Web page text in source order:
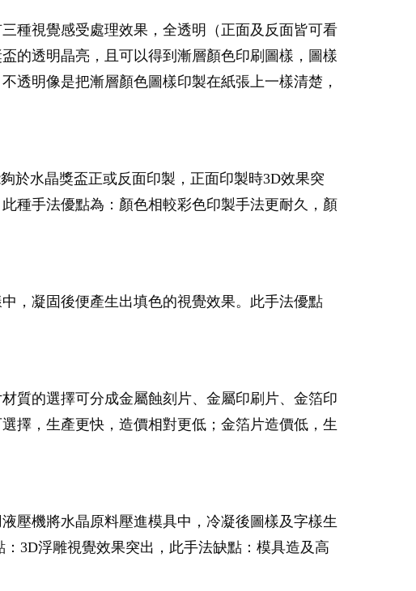
種視覺感受處理效果，全透明（正面及反面皆可看
的透明晶亮，且可以得到漸層顏色印刷圖樣，圖樣
透明像是把漸層顏色圖樣印製在紙張上一樣清楚，
於水晶獎盃正或反面印製，正面印製時3D效果突
種手法優點為：顏色相較彩色印製手法更耐久，顏
，凝固後便產生出填色的視覺效果。此手法優點
質的選擇可分成金屬蝕刻片、金屬印刷片、金箔印
擇，生產更快，造價相對更低；金箔片造價低，生
壓機將水晶原料壓進模具中，冷凝後圖樣及字樣生
3D浮雕視覺效果突出，此手法缺點：模具造及高